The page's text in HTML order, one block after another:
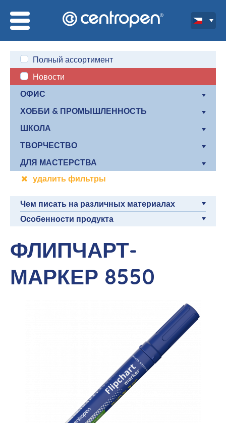
Полный ассортимент
Новости
ОФИС
ХОББИ & ПРОМЫШЛЕННОСТЬ
ШКОЛА
ТВОРЧЕСТВО
ДЛЯ МАСТЕРСТВА
удалить фильтры
Чем писать на различных материалах
Особенности продукта
ФЛИПЧАРТ-
МАРКЕР 8550